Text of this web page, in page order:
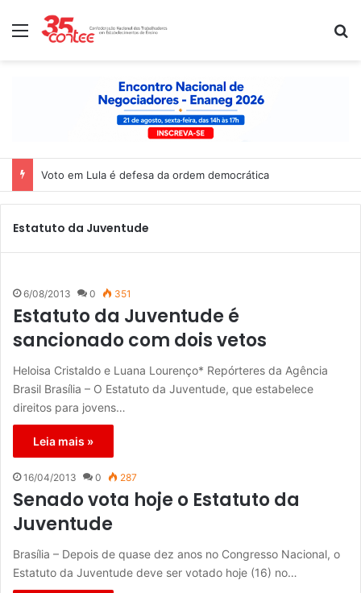
Menu
Voto em Lula é defesa da ordem democrática
Estatuto da Juventude
6/08/2013 0 351
Estatuto da Juventude é
sancionado com dois vetos
Heloisa Cristaldo e Luana Lourenço* Repórteres da Agência
Brasil Brasília – O Estatuto da Juventude, que estabelece
direitos para jovens…
Leia mais »
16/04/2013 0 287
Senado vota hoje o Estatuto da
Juventude
Brasília – Depois de quase dez anos no Congresso Nacional, o
Estatuto da Juventude deve ser votado hoje (16) no…